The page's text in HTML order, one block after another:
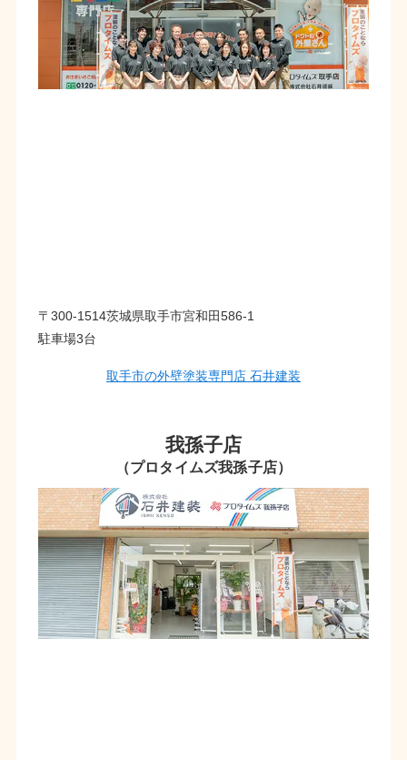
〒300-1514茨城県取手市宮和田586-1
駐車場3台
取手市の外壁塗装専門店 石井建装
我孫子店
（プロタイムズ我孫子店）